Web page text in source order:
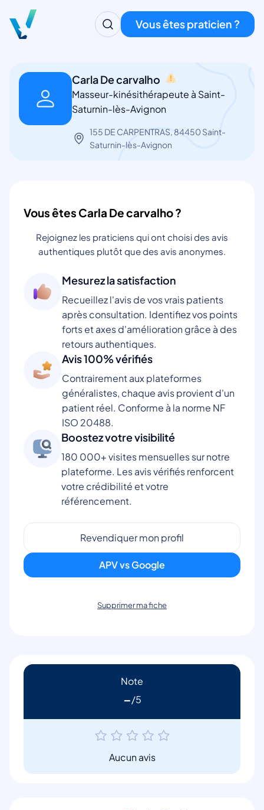
Vous êtes praticien ?
Carla De carvalho
Masseur-kinésithérapeute à Saint-
Saturnin-lès-Avignon
155 DE CARPENTRAS, 84450 Saint-
Saturnin-lès-Avignon
Vous êtes Carla De carvalho ?
Rejoignez les praticiens qui ont choisi des avis
authentiques plutôt que des avis anonymes.
Mesurez la satisfaction
Recueillez l'avis de vos vrais patients
après consultation. Identifiez vos points
forts et axes d'amélioration grâce à des
retours authentiques.
Avis 100% vérifiés
Contrairement aux plateformes
généralistes, chaque avis provient d'un
patient réel. Conforme à la norme NF
ISO 20488.
Boostez votre visibilité
180 000+ visites mensuelles sur notre
plateforme. Les avis vérifiés renforcent
votre crédibilité et votre
référencement.
Revendiquer mon profil
APV vs Google
Supprimer ma fiche
Note
-
Aucun avis